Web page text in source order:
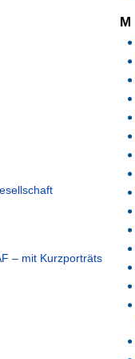
– mit Kurzporträts
M